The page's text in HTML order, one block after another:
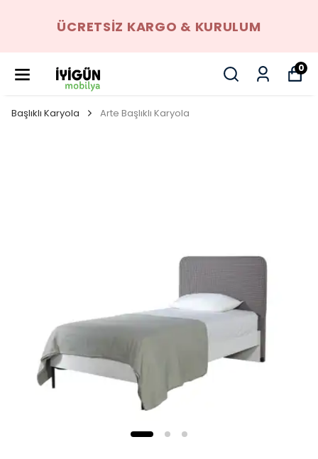
ÜCRETSIZ KARGO & KURULUM
0
Başlıklı Karyola Arte Başlıklı Karyola